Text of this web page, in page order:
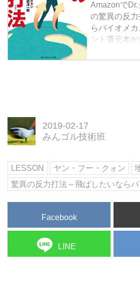
Amazonで
の驚異の反
らバイオメ
ント還元本
田洋一郎作
商品は当日
2019-02-17
みんゴル技術班
LESSON ヤン・フー・クォン
驚異の反力打法～飛ばしたいなら
Facebook
LINE